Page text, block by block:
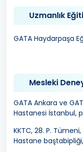
Uzmanlık
GATA Haydarpaşa
Mesleki
GATA Ankara ve
Hastanesi İstanbul,
KKTC, 28. P.
Hastane baştabipliği,